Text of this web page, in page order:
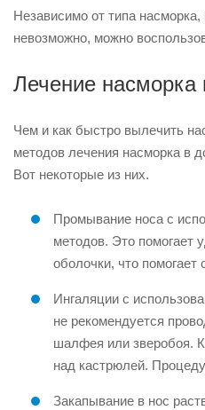
Независимо от типа
невозможно, можно
Лечение насморка
Чем и как быстро вылечить
методов лечения насморка в
Вот некоторые из них.
Промывание носа с
методов. Это помогает
оболочки, что помогает
Ингаляции с
не рекомендуется
шалфея или зверобоя.
над кастрюлей.
Закапывание в нос